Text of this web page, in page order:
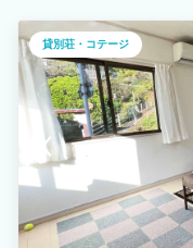
貸別荘・コテージ